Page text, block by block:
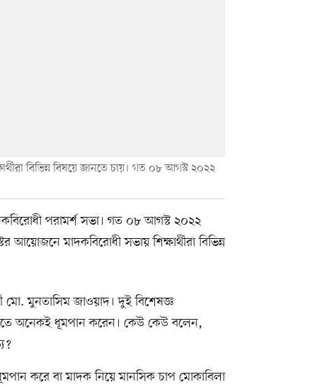
বিভিন্ন বিষয়ে জানতে চায়। গত ০৮ আগস্ট ২০২২
পরামর্শ সভা। গত ০৮ আগস্ট ২০২২
আয়োজনে মাদকবিরোধী সভায় শিক্ষার্থীরা বিভিন্ন
মো. মুনতাসিম জাওয়াদ। দুই বিশেষজ্ঞ
অনেকই ধূমপান করেন। কেউ কেউ বলেন,
করে বা মাদক নিয়ে মানসিক চাপ মোকাবিলা